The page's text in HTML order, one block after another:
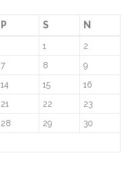
P S N
1
2
7 8
9
14 15
16
21 22
23
28 29
30